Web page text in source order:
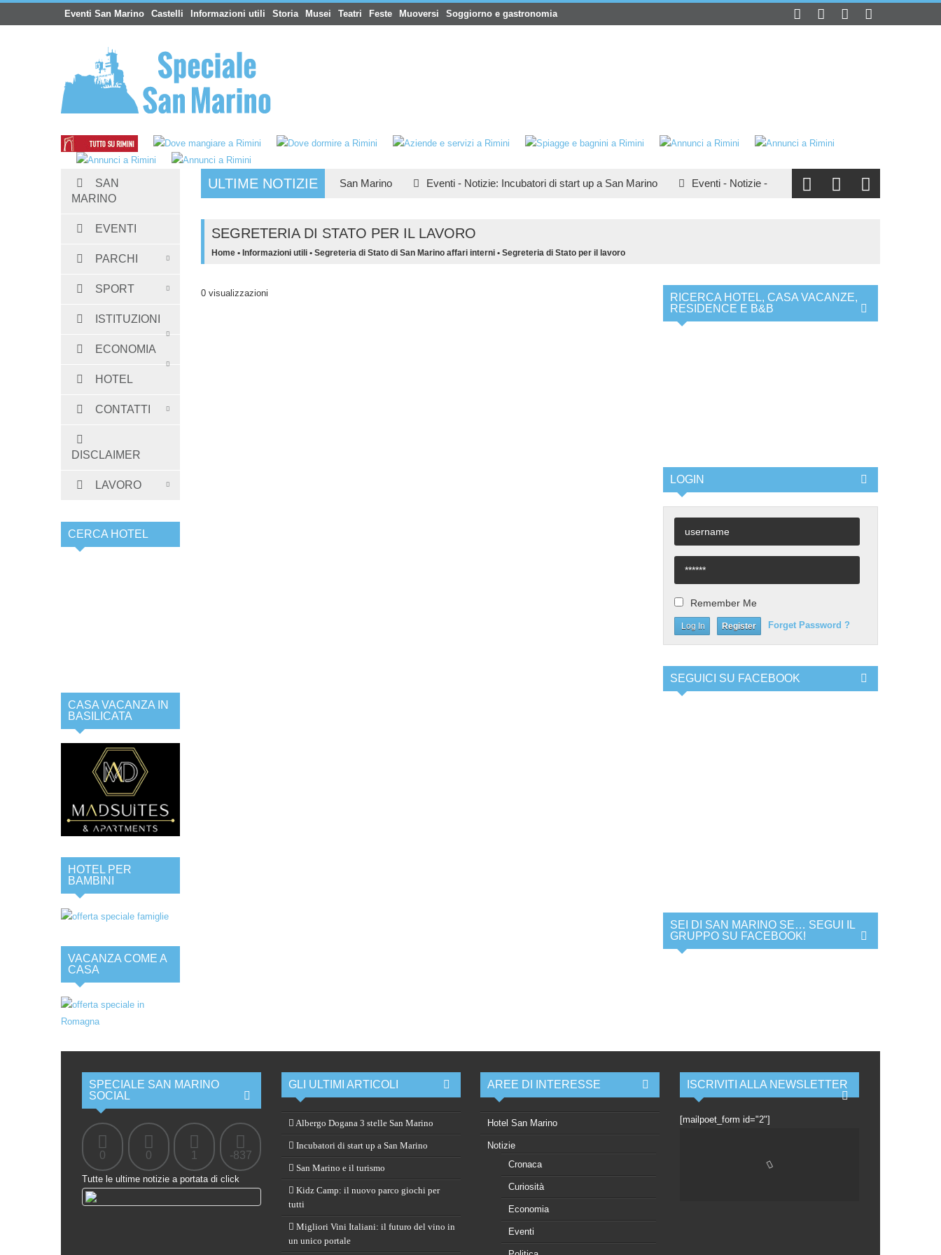
Eventi San Marino Castelli Informazioni utili Storia Musei Teatri Feste Muoversi Soggiorno e gastronomia
SAN
MARINO
EVENTI
PARCHI
SPORT
ISTITUZIONI
ECONOMIA
HOTEL
CONTATTI
DISCLAIMER
LAVORO
CERCA HOTEL
CASA VACANZA IN
BASILICATA
HOTEL PER
BAMBINI
VACANZA COME A
CASA
ULTIME NOTIZIE
: Albergo Dogana 3 stelle San Marino Eventi-Notizie:Incubatori di start up a San Marino Eventi-Notizie-Turismo San Marino e il turismo
SEGRETERIA DI STATO PER IL LAVORO
Home • Informazioni utili • Segreteria di Stato di San Marino affari interni • Segreteria di Stato per il lavoro
0 visualizzazioni
RICERCA HOTEL, CASA VACANZE,
RESIDENCE E B&B
LOGIN
Remember Me
Forget Password ?
Register
SEGUICI SU FACEBOOK
SEI DI SAN MARINO SE… SEGUI IL
GRUPPO SU FACEBOOK!
SPECIALE SAN MARINO
SOCIAL
0 0 1 -837
Tutte le ultime notizie a portata di click
GLI ULTIMI ARTICOLI
Albergo Dogana 3 stelle San Marino
Incubatori di start up a San Marino
San Marino e il turismo
Kidz Camp: il nuovo parco giochi per
tutti
Migliori Vini Italiani: il futuro del vino in
un unico portale
AREE DI INTERESSE
Hotel San Marino
Notizie
Cronaca
Curiosità
Economia
Eventi
ISCRIVITI ALLA NEWSLETTER
[mailpoet_form id="2"]